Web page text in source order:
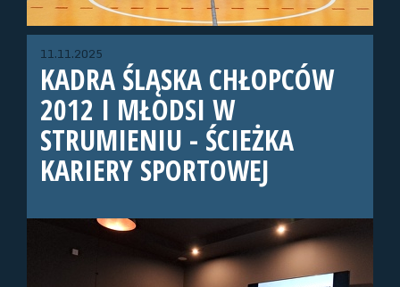
11.11.2025
KADRA ŚLĄSKA CHŁOPCÓW
2012 I MŁODSI W
STRUMIENIU - ŚCIEŻKA
KARIERY SPORTOWEJ